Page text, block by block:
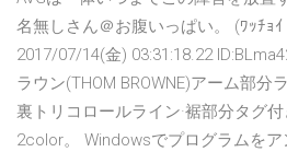
名無しさん＠お腹いっぱい。 (ﾜｯﾁｮｲ
2017/07/14(金) 03:31:18.22
ラウン(THOM BROWNE)アーム部分
裏トリコロールライン·裾部分タグ
2color。 Windowsでプログラムをア